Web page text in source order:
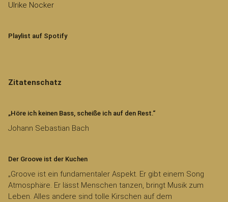
Ulrike Nocker
Playlist auf Spotify
Zitatenschatz
„Höre ich keinen Bass, scheiße ich auf den Rest.“
Johann Sebastian Bach
Der Groove ist der Kuchen
„Groove ist ein fundamentaler Aspekt. Er gibt einem Song
Atmosphäre. Er lässt Menschen tanzen, bringt Musik zum
Leben. Alles andere sind tolle Kirschen auf dem